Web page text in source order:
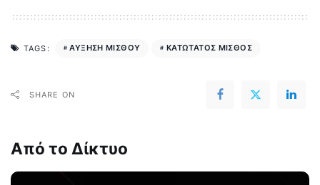
TAGS: ΑΥΞΗΣΗ ΜΙΣΘΟΥ ΚΑΤΩΤΑΤΟΣ ΜΙΣΘΟΣ
SHARE ON
Από το Δίκτυο